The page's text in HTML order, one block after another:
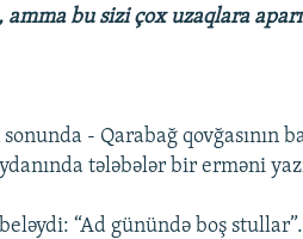
amma bu sizi çox uzaqlara
- Qarabağ qovğasının
tələbələr bir erməni
“Ad günündə boş stullar”.